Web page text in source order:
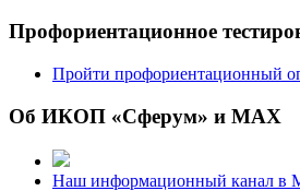
Профориентационное
Пройти профориентационный
Об ИКОП «Сферум» и MAX
Наш информационный канал в